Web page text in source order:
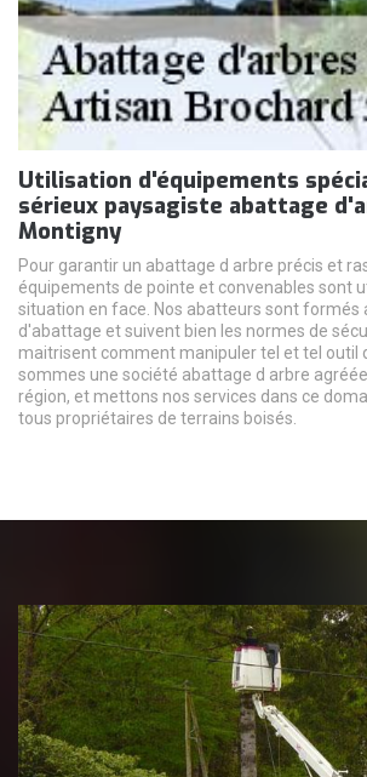
Utilisation d'équipements
sérieux paysagiste abattage
Montigny
Pour garantir un abattage d arbre précis et
équipements de pointe et convenables sont
situation en face. Nos abatteurs sont formés
d'abattage et suivent bien les normes de
maitrisent comment manipuler tel et tel outil
sommes une société abattage d arbre
région, et mettons nos services dans ce
tous propriétaires de terrains boisés.